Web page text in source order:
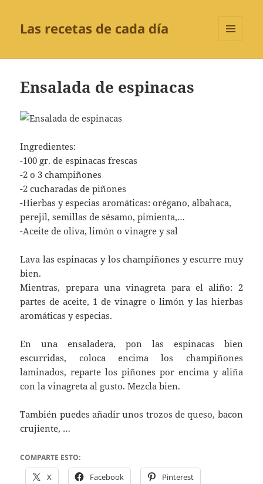
Las recetas de cada día
Ensalada de espinacas
Ingredientes:
-100 gr. de espinacas frescas
-2 o 3 champiñones
-2 cucharadas de piñones
-Hierbas y especias aromáticas: orégano, albahaca,
perejil, semillas de sésamo, pimienta,…
-Aceite de oliva, limón o vinagre y sal
Lava las espinacas y los champiñones y escurre muy
bien.
Mientras, prepara una vinagreta para el aliño: 2
partes de aceite, 1 de vinagre o limón y las hierbas
aromáticas y especias.
En una ensaladera, pon las espinacas bien
escurridas, coloca encima los champiñones
laminados, reparte los piñones por encima y aliña
con la vinagreta al gusto. Mezcla bien.
También puedes añadir unos trozos de queso, bacon
crujiente, …
COMPARTE ESTO:
X Facebook Pinterest